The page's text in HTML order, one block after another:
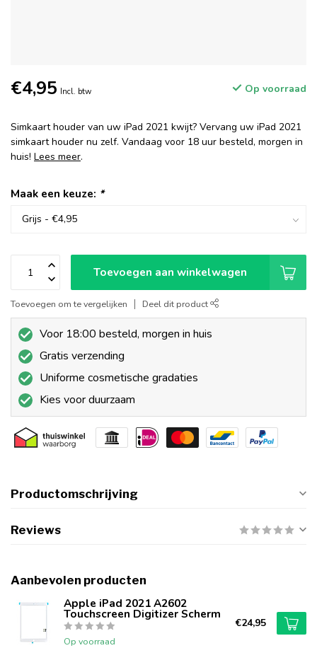
€4,95 Incl. btw Op voorraad
Simkaart houder van uw iPad 2021 kwijt? Vervang uw iPad 2021
simkaart houder nu zelf. Vandaag voor 18 uur besteld, morgen in
huis! Lees meer.
Maak een keuze: *
Toevoegen aan winkelwagen
Toevoegen om te vergelijken Deel dit product
Voor 18:00 besteld, morgen in huis
Gratis verzending
Uniforme cosmetische gradaties
Kies voor duurzaam
Productomschrijving
Reviews
Aanbevolen producten
Apple iPad 2021 A2602
Touchscreen Digitizer Scherm
Op voorraad
€24,95